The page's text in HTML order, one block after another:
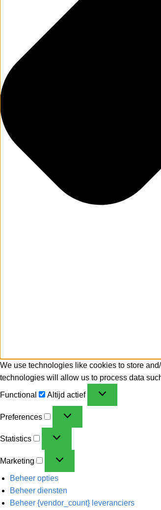
We use technologies like cookies to store
technologies will allow us to process data
Functional Altijd actief
Preferences
Statistics
Marketing
Beheer opties
Beheer diensten
Beheer {vendor_count} leveranciers